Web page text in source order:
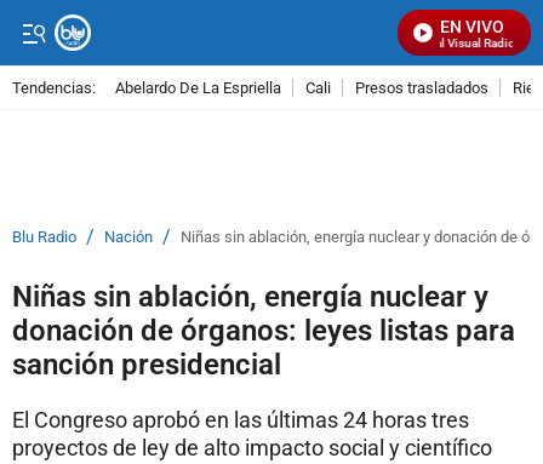
EN VIVO
Señal Visual Radio
Tendencias: Abelardo De La Espriella Cali Presos trasladados
Blu Radio / Nación / Niñas sin ablación, energía nuclear y donación de
Niñas sin ablación, energía nuclear y
donación de órganos: leyes listas para
sanción presidencial
El Congreso aprobó en las últimas 24 horas tres
proyectos de ley de alto impacto social y científico